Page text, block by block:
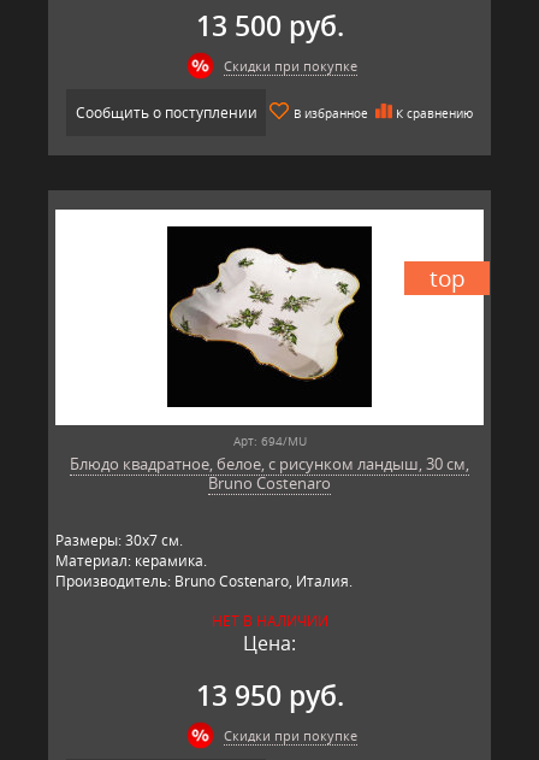
13 500 руб.
Скидки при покупке
Сообщить о поступлении В избранное К сравнению
top
Арт: 694/MU
Блюдо квадратное, белое, с рисунком ландыш, 30 см,
Bruno Costenaro
Размеры: 30х7 см.
Материал: керамика.
Производитель: Bruno Costenaro, Италия.
НЕТ В НАЛИЧИИ
Цена:
13 950 руб.
Скидки при покупке